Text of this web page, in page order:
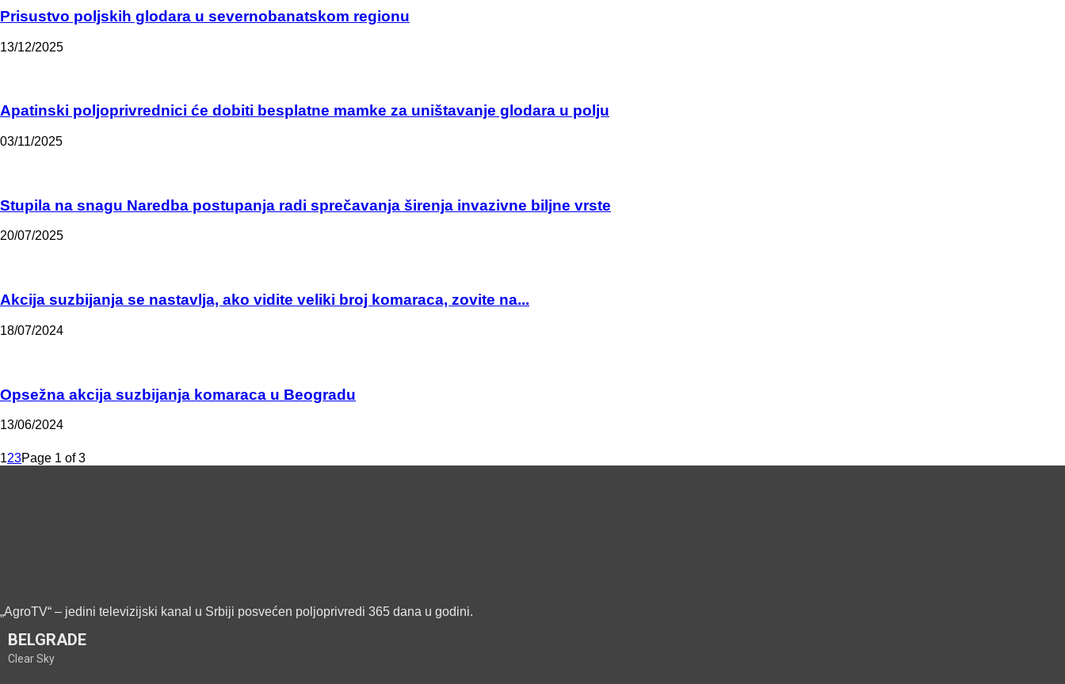
Prisustvo poljskih glodara u severnobanatskom regionu
13/12/2025
Apatinski poljoprivrednici će dobiti besplatne mamke za uništavanje glodara u polju
03/11/2025
Stupila na snagu Naredba postupanja radi sprečavanja širenja invazivne biljne vrste
20/07/2025
Akcija suzbijanja se nastavlja, ako vidite veliki broj komaraca, zovite na...
18/07/2024
Opsežna akcija suzbijanja komaraca u Beogradu
13/06/2024
123Page 1 of 3
„AgroTV“ – jedini televizijski kanal u Srbiji posvećen poljoprivredi 365 dana u godini.
BELGRADE
Clear Sky